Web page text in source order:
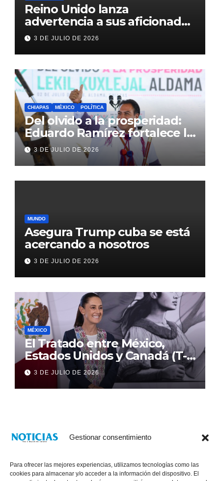
Gestionar consentimiento
Para ofrecer las mejores experiencias, utilizamos tecnologías como las
cookies para almacenar y/o acceder a la información del dispositivo. El
Reino Unido lanza
advertencia a sus aficionados
antes del México vs
Inglaterra en el Mundial 2026
3 DE JULIO DE 2026
CHIAPAS MÉXICO POLÍTICA
Del olvido a la prosperidad:
Eduardo Ramírez fortalece la
transformación de Aldama
con inversión histórica
3 DE JULIO DE 2026
MUNDO
Asegura Trump cuba se está
acercando a nosotros
3 DE JULIO DE 2026
MÉXICO
El Tratado entre México,
Estados Unidos y Canadá (T-
MEC) se mantiene hasta el
2036: Presidenta Claudia
Sheinbaum
3 DE JULIO DE 2026